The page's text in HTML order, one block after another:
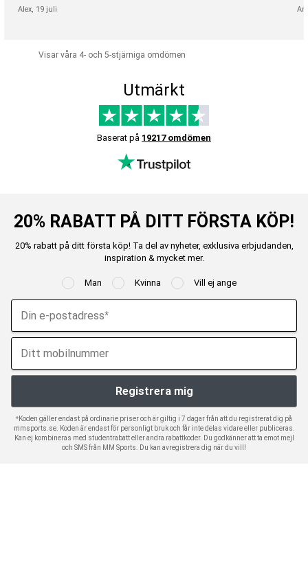
Alex, 19 juli
Visar våra 4- och 5-stjärniga omdömen
Utmärkt
Baserat på 19217 omdömen
20% RABATT PÅ DITT FÖRSTA KÖP!
20% rabatt på ditt första köp! Ta del av nyheter, exklusiva erbjudanden,
inspiration & mycket mer.
Man Kvinna Vill ej ange
*Koden gäller endast på ordinarie priser och är giltig i 7 dagar från att du registrerat dig på
mmsports.se. Koden är endast för personligt bruk och får inte delas vidare eller publiceras.
Kan ej kombineras med studentrabatt eller andra rabattkoder. Du godkänner att ta emot mejl
och SMS från MM Sports. Du kan avregistrera dig när du vill!